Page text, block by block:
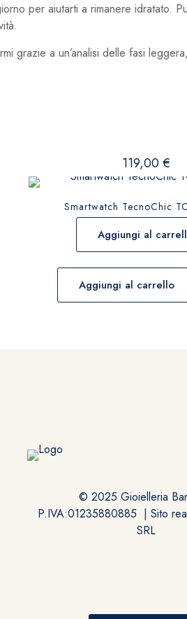
per aiutarti a rimanere idratato.
grazie a un’analisi delle fasi
119,00€
Smartwatch TecnoChic
Aggiungi al
Aggiungi al carrello
© 2025 Gioielleria
P.IVA:01235880885 | Sito
SRL